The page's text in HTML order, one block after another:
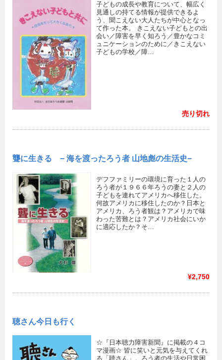
子どもの成長や教育について、幅広く
見通しの持てる情報が提供できるよ
う、聞こえない大人たちが中心となっ
て作った本。 きこえない子どもとの出
会い／障害を早く知ろう／豊かなコミ
ュニケーションのために／きこえない
子どもの学校／障…
売り切れ
聾に生きる − 海を渡ったろう者 山地彪の生活史−
デフファミリーの環境に育った１人の
ろう者が１９６６年ろうの妻と２人の
子どもを連れてアメリカへ移住した。
何故アメリカに移住したのか？日本と
アメリカ、ろう者観は？アメリカで味
わった苦難とは？アメリカ社会にいか
に適応したか？そ…
¥2,750
聴さん今日も行く
☆『日本聴力障害新聞』に掲載の４コ
マ漫画☆ 皆に笑いと元気を与えてくれ
る「聴さん」。ろう者の生活や日常困